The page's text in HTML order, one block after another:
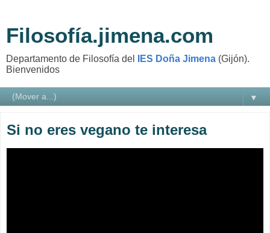
Filosofía.jimena.com
Departamento de Filosofía del IES Doña Jimena (Gijón).
Bienvenidos
▼
Si no eres vegano te interesa